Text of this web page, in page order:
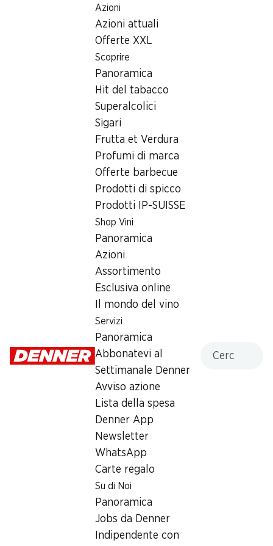
Azioni
Azioni attuali
Offerte XXL
Scoprire
Panoramica
Hit del tabacco
Superalcolici
Sigari
Frutta et Verdura
Profumi di marca
Offerte barbecue
Prodotti di spicco
Prodotti IP-SUISSE
Shop Vini
Panoramica
Azioni
Assortimento
Esclusiva online
Il mondo del vino
Servizi
Panoramica
Abbonatevi al
Settimanale Denner
Avviso azione
Lista della spesa
Denner App
Newsletter
WhatsApp
Carte regalo
Su di Noi
Panoramica
Jobs da Denner
Indipendente con
Ricerca di filiale
Filiale Denner Route de Neuchatêl 3, 2053 Cernier
2053 Cernier
Route de Neuchatêl 3, 2053 Cernier
Orari di apertura
07:30 - 19:00
Prelievo di contanti con Post-Card / M-